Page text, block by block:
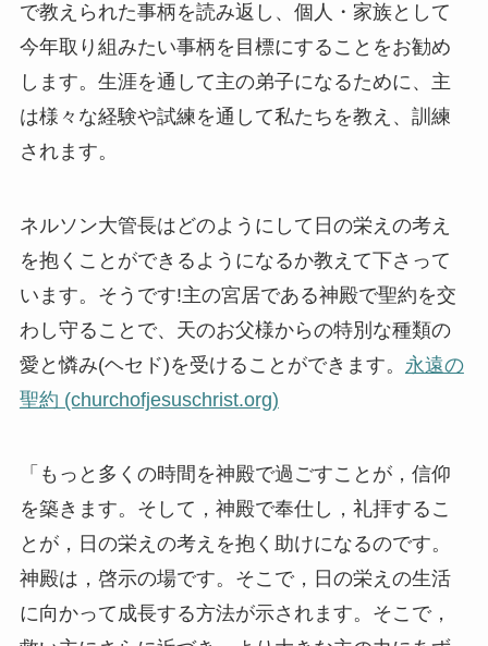
で教えられた事柄を読み返し、個人・家族として
今年取り組みたい事柄を目標にすることをお勧め
します。生涯を通して主の弟子になるために、主
は様々な経験や試練を通して私たちを教え、訓練
されます。
ネルソン大管長はどのようにして日の栄えの考え
を抱くことができるようになるか教えて下さって
います。そうです!主の宮居である神殿で聖約を交
わし守ることで、天のお父様からの特別な種類の
愛と憐み(ヘセド)を受けることができます。 永遠の
聖約 (churchofjesuschrist.org)
「もっと多くの時間を神殿で過ごすことが，信仰
を築きます。そして，神殿で奉仕し，礼拝するこ
とが，日の栄えの考えを抱く助けになるのです。
神殿は，啓示の場です。そこで，日の栄えの生活
に向かって成長する方法が示されます。そこで，